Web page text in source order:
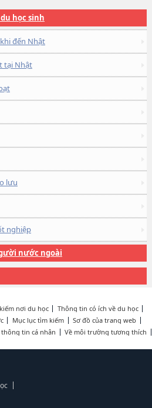
học sinh
đến Nhật
tại Nhật
lưu
nghiệp
nước ngoài
nơi du học
Thông tin có ích về du học
Mục lục tìm kiếm
Sơ đồ của trang web
tin cá nhân Về môi trường tương thích